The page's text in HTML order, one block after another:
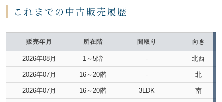
これまでの中古販売履歴
販売年月 所在階 間取り 向き
2026年08月 1～5階 - 北西
2026年07月 16～20階 - 北
2026年07月 16～20階 3LDK 南